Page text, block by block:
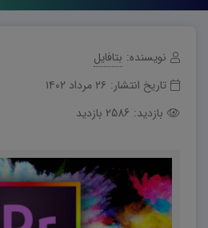
نویسنده: بتافایل
تاریخ انتشار: ۲۶ مرداد ۱۴۰۲
بازدید: 2586 بازدید